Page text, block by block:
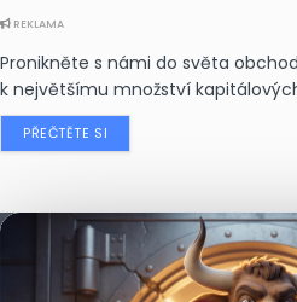
REKLAMA
Pronikněte s námi do světa
k největšímu množství
PŘEČTĚTE SI
Nejčtenější